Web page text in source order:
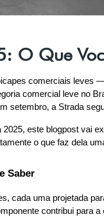
O Que
comerciais leves
comercial leve no
setembro, a Strada
este blogpost vai
o que faz dela
Saber
cada uma projetada
contribui para a